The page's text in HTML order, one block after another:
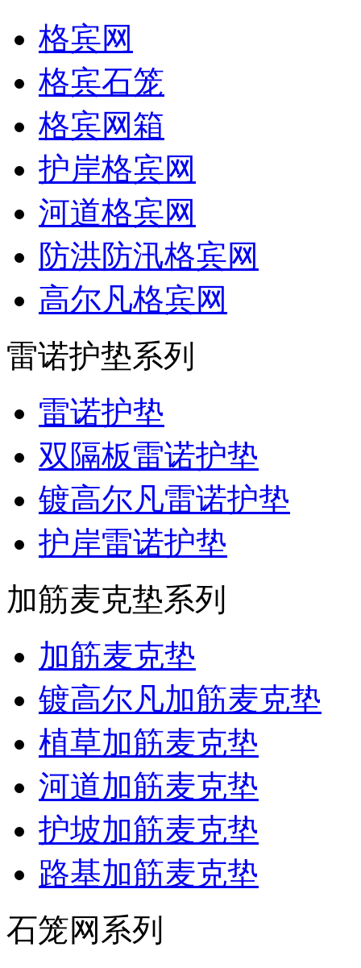
格宾网
格宾石笼
格宾网箱
护岸格宾网
河道格宾网
防洪防汛格宾网
高尔凡格宾网
雷诺护垫系列
雷诺护垫
双隔板雷诺护垫
镀高尔凡雷诺护垫
护岸雷诺护垫
加筋麦克垫系列
加筋麦克垫
镀高尔凡加筋麦克垫
植草加筋麦克垫
河道加筋麦克垫
护坡加筋麦克垫
路基加筋麦克垫
石笼网系列